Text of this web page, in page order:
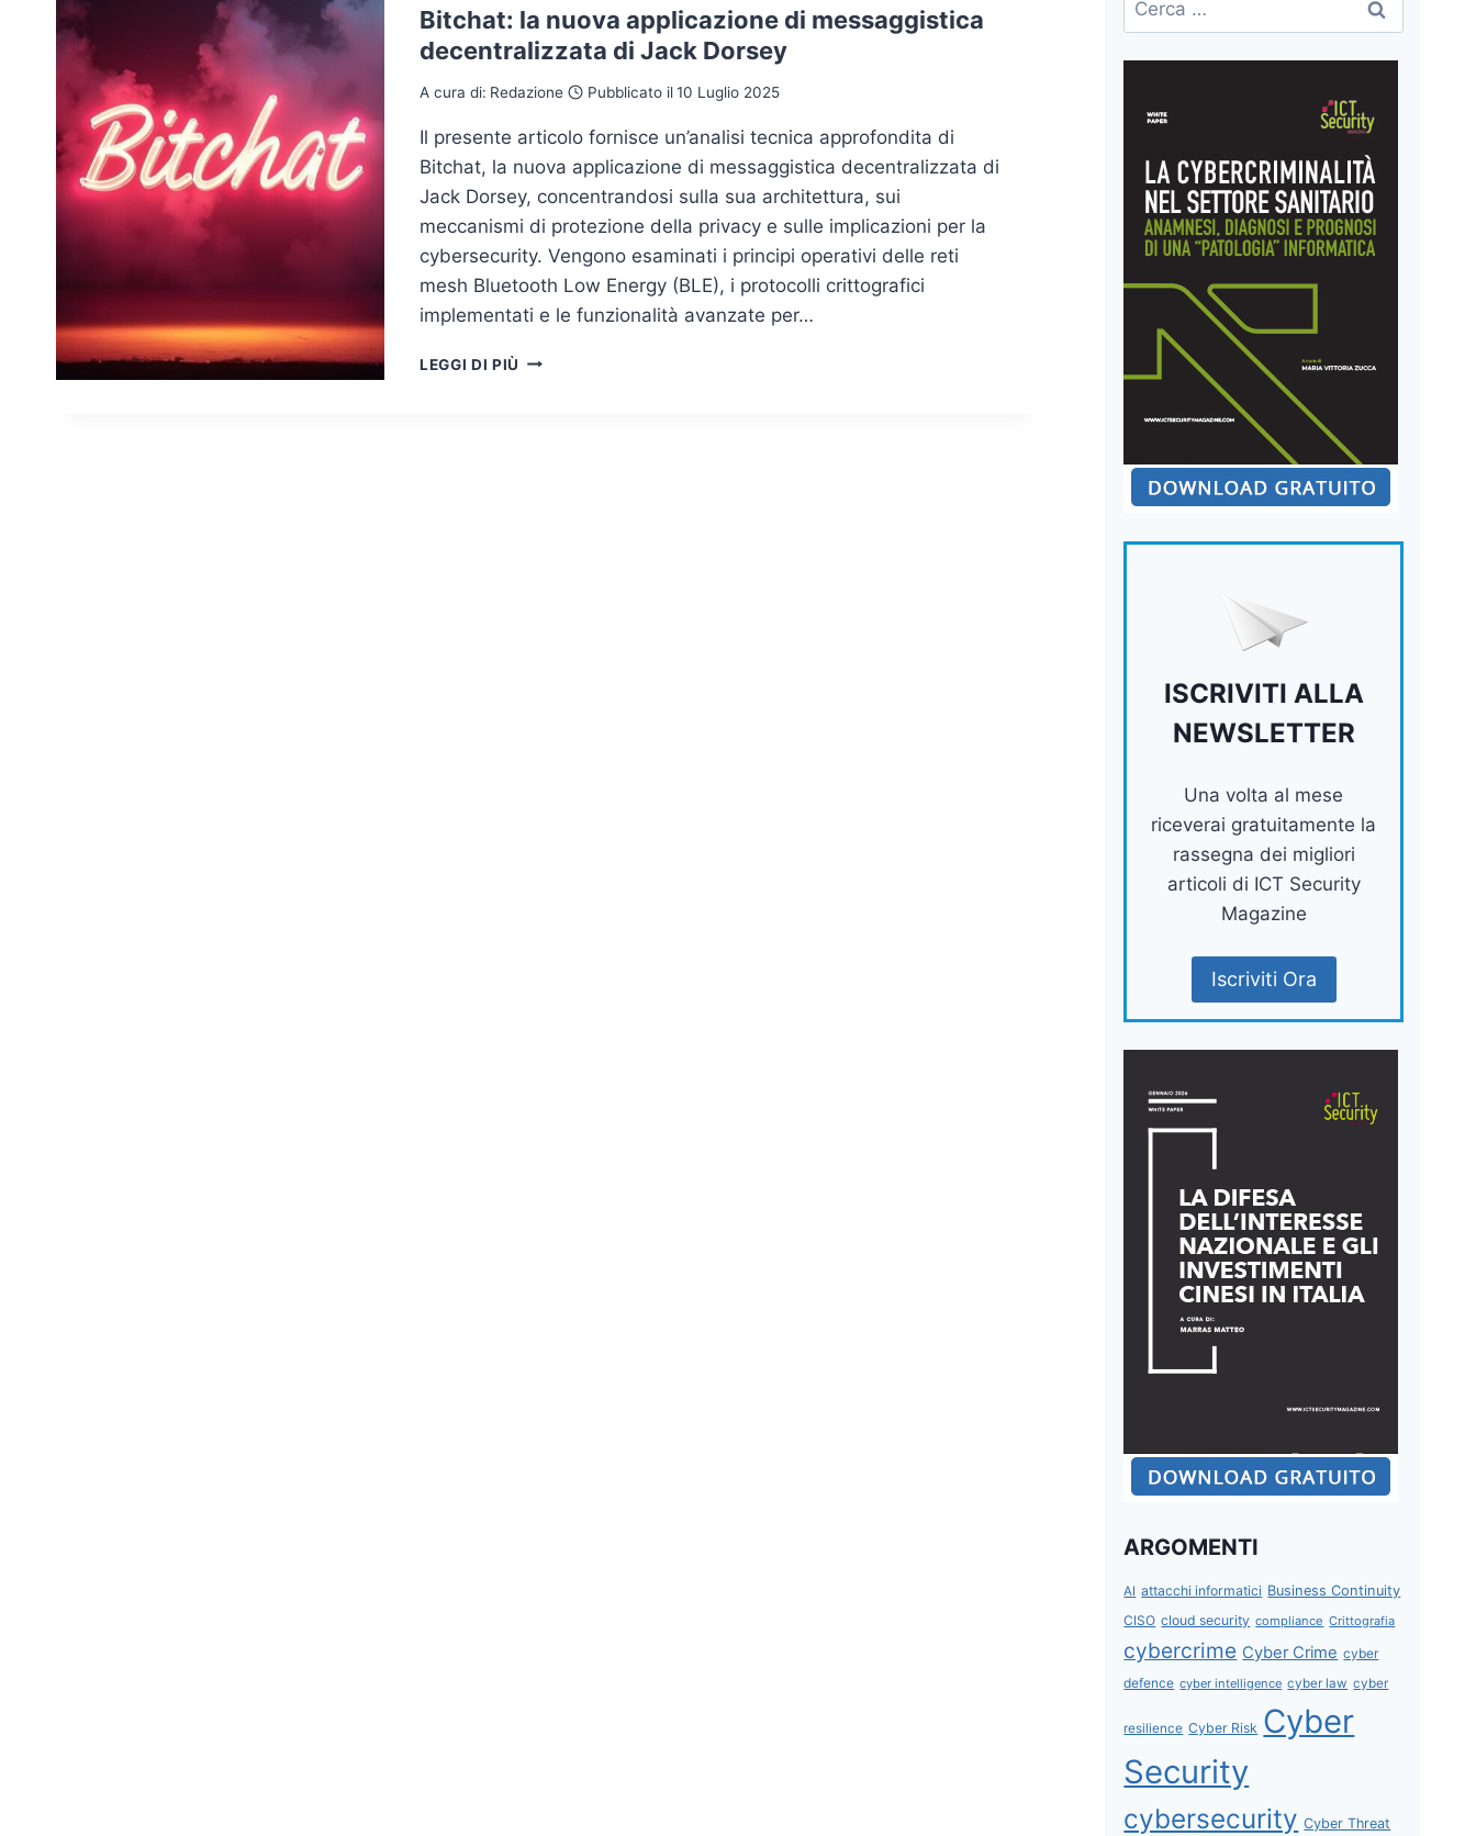
Bitchat: la nuova applicazione di messaggistica
decentralizzata di Jack Dorsey
A cura di: Redazione Pubblicato il10 Luglio 2025
Il presente articolo fornisce un’analisi tecnica approfondita di
Bitchat, la nuova applicazione di messaggistica decentralizzata di
Jack Dorsey, concentrandosi sulla sua architettura, sui
meccanismi di protezione della privacy e sulle implicazioni per la
cybersecurity. Vengono esaminati i principi operativi delle reti
mesh Bluetooth Low Energy (BLE), i protocolli crittografici
implementati e le funzionalità avanzate per…
LEGGI DI PIÙ BITCHAT:
per:
ISCRIVITI ALLA
NEWSLETTER
Una volta al mese
riceverai gratuitamente la
rassegna dei migliori
articoli di ICT Security
Magazine
Iscriviti Ora
ARGOMENTI
AI attacchi informatici Business Continuity
CISO cloud security compliance Crittografia
cybercrime Cyber Crime cyber
defence cyber intelligence cyber law cyber
resilience Cyber Risk Cyber
Security
cybersecurity Cyber Threat